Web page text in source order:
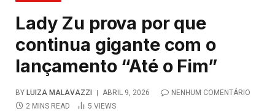
Lady Zu prova por que
continua gigante com o
lançamento “Até o Fim”
BY LUIZA MALAVAZZI ABRIL 9, 2026
NENHUM COMENTÁRIO
2 MINS READ
5 VIEWS